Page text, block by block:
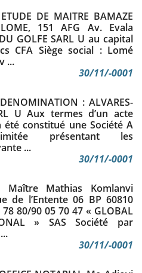
DE MAITRE BAMAZE
151 AFG Av. Evala
GOLFE SARL U au capital
CFA Siège social : Lomé
...
30/11/-0001
: ALVARES-
U Aux termes d’un acte
constitué une Société A
présentant les
...
30/11/-0001
Maître Mathias Komlanvi
de l’Entente 06 BP 60810
80/90 05 70 47 « GLOBAL
» SAS Société par
30/11/-0001